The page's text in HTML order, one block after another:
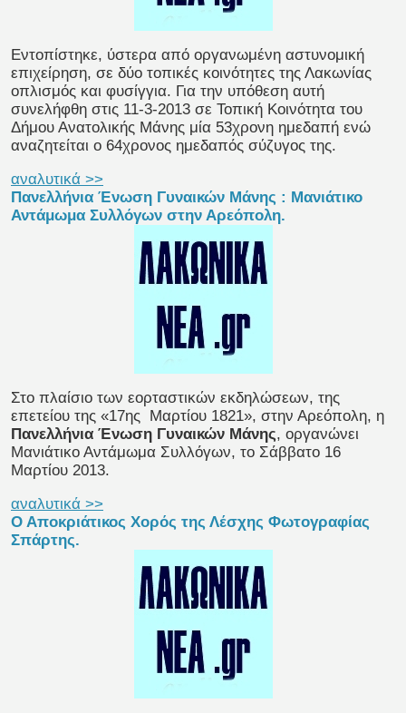
Εντοπίστηκε, ύστερα από οργανωμένη αστυνομική
επιχείρηση, σε δύο τοπικές κοινότητες της Λακωνίας
οπλισμός και φυσίγγια. Για την υπόθεση αυτή
συνελήφθη στις 11-3-2013 σε Τοπική Κοινότητα του
Δήμου Ανατολικής Μάνης μία 53χρονη ημεδαπή ενώ
αναζητείται ο 64χρονος ημεδαπός σύζυγος της.
αναλυτικά >>
Πανελλήνια Ένωση Γυναικών Μάνης : Μανιάτικο
Αντάμωμα Συλλόγων στην Αρεόπολη.
Στο πλαίσιο των εορταστικών εκδηλώσεων, της
επετείου της «17ης Μαρτίου 1821», στην Αρεόπολη, η
Πανελλήνια Ένωση Γυναικών Μάνης, οργανώνει
Μανιάτικο Αντάμωμα Συλλόγων, το Σάββατο 16
Μαρτίου 2013.
αναλυτικά >>
Ο Αποκριάτικος Χορός της Λέσχης Φωτογραφίας
Σπάρτης.